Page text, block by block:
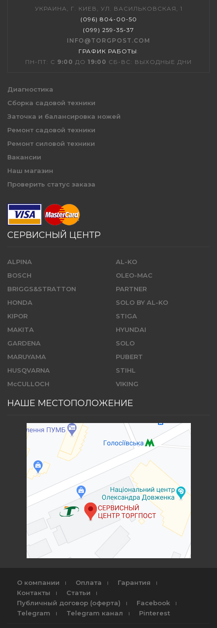
УКРАИНА, Г. КИЕВ, УЛ. ВАСИЛЬКОВСКАЯ, 1
(096) 804-00-50
(099) 259-35-37
INFO@TORGPOST.COM
ГРАФИК РАБОТЫ :
ПН-ПТ: С 9:00 ДО 19:00 СБ-ВС: ВЫХОДНЫЕ ДНИ
Диагностика
Сборка садовой техники
Заточка и балансировка ножей
Ремонт садовой техники
Ремонт силовой техники
Вакансии
Наш магазин
Проверить статус заказа
СЕРВИСНЫЙ ЦЕНТР
ALPINA
BOSCH
BRIGGS&STRATTON
HONDA
KIPOR
MAKITA
GARDENA
MARUYAMA
HUSQVARNA
McCULLOCH
AL-KO
OLEO-MAC
PARTNER
SOLO BY AL-KO
STIGA
HYUNDAI
SOLO
PUBERT
STIHL
VIKING
НАШЕ МЕСТОПОЛОЖЕНИЕ
О компании Оплата
Гарантия
Контакты
Статьи
Публичный договор (оферта)
Facebook
Telegram
Telegram канал Pinterest